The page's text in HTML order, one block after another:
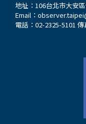
地址：106台北市大安
Email：
電話：02-2325-5101